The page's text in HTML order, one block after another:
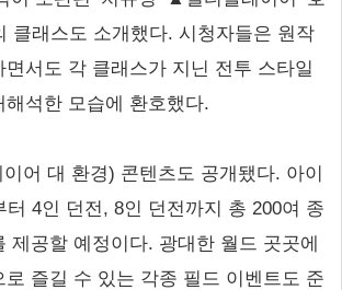
클래스도 소개했다. 시청자들은 원작
면서도 각 클래스가 지닌 전투 스타일
해석한 모습에 환호했다.
어 대 환경) 콘텐츠도 공개됐다. 아이
터 4인 던전, 8인 던전까지 총 200여 종
제공할 예정이다. 광대한 월드 곳곳에
로 즐길 수 있는 각종 필드 이벤트도 준